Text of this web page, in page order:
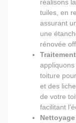
réalisons
tuiles, en
assurant
une
rénovée
toiture
et des
de votre
facilitant